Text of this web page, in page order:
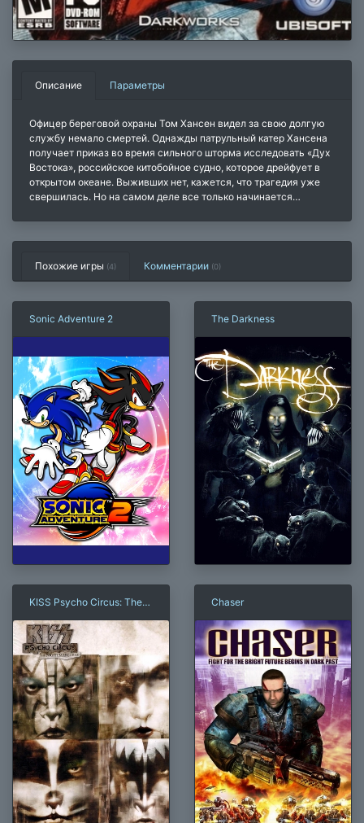
Описание Параметры
Офицер береговой охраны Том Хансен видел за свою долгую
службу немало смертей. Однажды патрульный катер Хансена
получает приказ во время сильного шторма исследовать «Дух
Востока», российское китобойное судно, которое дрейфует в
открытом океане. Выживших нет, кажется, что трагедия уже
свершилась. Но на самом деле все только начинается…
Похожие игры (4) Комментарии (0)
Sonic Adventure 2 The Darkness
KISS Psycho Circus: The
Chaser